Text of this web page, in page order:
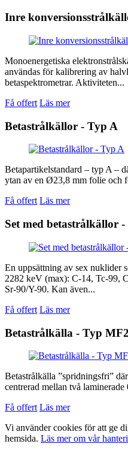
Inre
Monoenergetiska
användas för kalibrering av
betaspektrometrar. Aktiviteten...
Få offert Läs mer
Betastrålkällor - Typ A
Betapartikelstandard – typ A –
ytan av en Ø23,8 mm folie och
Få offert Läs mer
Set med betastrålkällor -
En uppsättning av sex nuklider
2282 keV (max): C-14, Tc-99,
Sr-90/Y-90. Kan även...
Få offert Läs mer
Betastrålkälla - Typ
Betastrålkälla ”spridningsfri”
centrerad mellan två laminerade
Få offert Läs mer
Vi använder cookies för att ge
hemsida. Läs mer om vår